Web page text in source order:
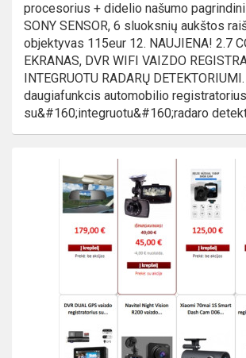
procesorius + didelio našumo
SONY SENSOR, 6 sluoksnių aukštos
objektyvas 115eur 12. NAUJIENA! 2.7
EKRANAS, DVR WIFI VAIZDO
INTEGRUOTU RADARŲ
daugiafunkcis automobilio registratorius
su&#160;integruotu&#160;radaro